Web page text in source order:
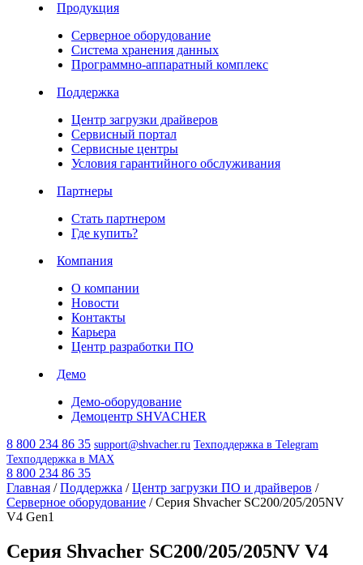
Продукция
Серверное оборудование
Система хранения данных
Программно-аппаратный комплекс
Поддержка
Центр загрузки драйверов
Сервисный портал
Сервисные центры
Условия гарантийного обслуживания
Партнеры
Стать партнером
Где купить?
Компания
О компании
Новости
Контакты
Карьера
Центр разработки ПО
Демо
Демо-оборудование
Демоцентр SHVACHER
8 800 234 86 35 support@shvacher.ru Техподдержка в Telegram
Техподдержка в MAX
8 800 234 86 35
Главная /Поддержка /Центр загрузки ПО и драйверов /
Серверное оборудование /Серия Shvacher SC200/205/205NV
V4 Gen1
Серия Shvacher SC200/205/205NV V4